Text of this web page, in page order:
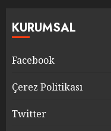
KURUMSAL
Facebook
Çerez Politikası
Twitter